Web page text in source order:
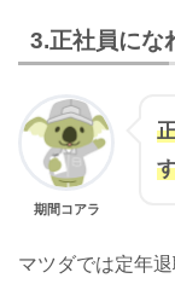
3.正社員にな
期間コアラ
マツダでは定年